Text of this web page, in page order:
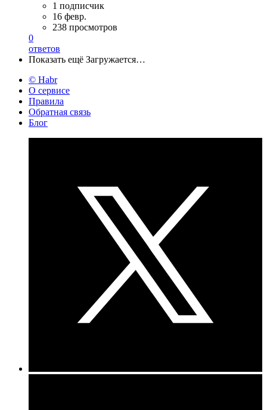
1 подписчик
16 февр.
238 просмотров
0
ответов
Показать ещё Загружается…
© Habr
О сервисе
Правила
Обратная связь
Блог